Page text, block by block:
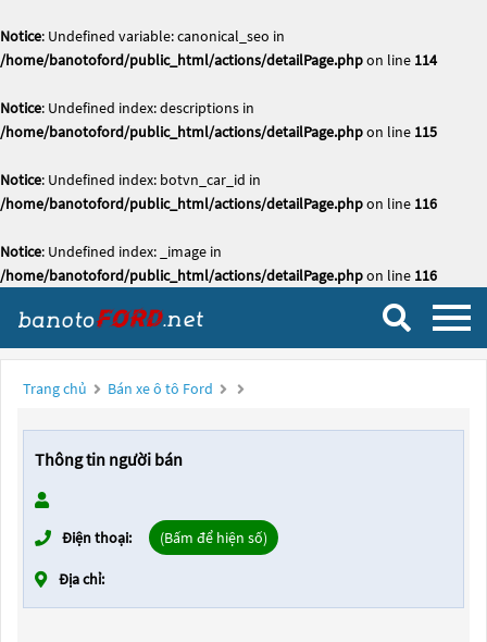
Notice: Undefined variable: canonical_seo in
/home/banotoford/public_html/actions/detailPage.phpon line 114
Notice: Undefined index: descriptions in
/home/banotoford/public_html/actions/detailPage.phpon line 115
Notice: Undefined index: botvn_car_id in
/home/banotoford/public_html/actions/detailPage.phpon line 116
Notice: Undefined index: _image in
/home/banotoford/public_html/actions/detailPage.phpon line 116
Trang chủ Bán xe ô tô Ford
Thông tin người bán
Điện thoại: (Bấm để hiện số)
Địa chỉ: